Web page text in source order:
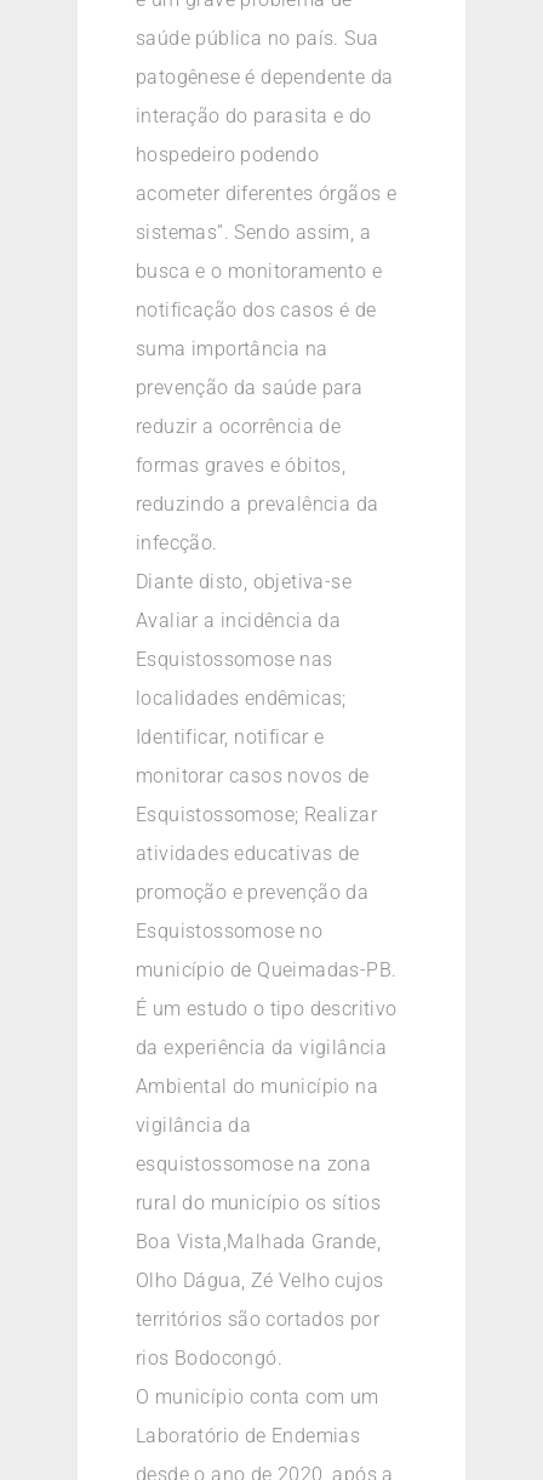
saúde pública no país. Sua
patogênese é dependente da
interação do parasita e do
hospedeiro podendo
acometer diferentes órgãos e
sistemas”. Sendo assim, a
busca e o monitoramento e
notificação dos casos é de
suma importância na
prevenção da saúde para
reduzir a ocorrência de
formas graves e óbitos,
reduzindo a prevalência da
infecção.
Diante disto, objetiva-se
Avaliar a incidência da
Esquistossomose nas
localidades endêmicas;
Identificar, notificar e
monitorar casos novos de
Esquistossomose; Realizar
atividades educativas de
promoção e prevenção da
Esquistossomose no
município de Queimadas-PB.
É um estudo o tipo descritivo
da experiência da vigilância
Ambiental do município na
vigilância da
esquistossomose na zona
rural do município os sítios
Boa Vista,Malhada Grande,
Olho Dágua, Zé Velho cujos
territórios são cortados por
rios Bodocongó.
O município conta com um
Laboratório de Endemias
desde o ano de 2020, após a